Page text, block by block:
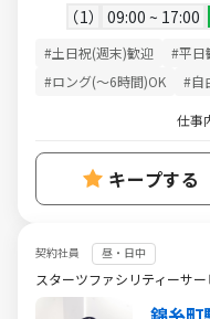
1
09:00 ~ 17:00
#土日祝(週末)歓迎 #平日
#ロング(～6時間)OK
#自
仕事
キープする
契約社員 昼・日中
スターツファシリティーサ